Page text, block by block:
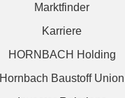
Marktfinder
Karriere
HORNBACH Holding
Hornbach Baustoff Union